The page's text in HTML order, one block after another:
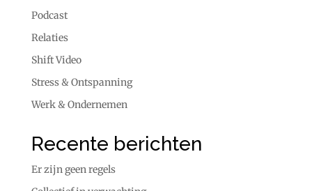
Podcast
Relaties
Shift Video
Stress & Ontspanning
Werk & Ondernemen
Recente berichten
Er zijn geen regels